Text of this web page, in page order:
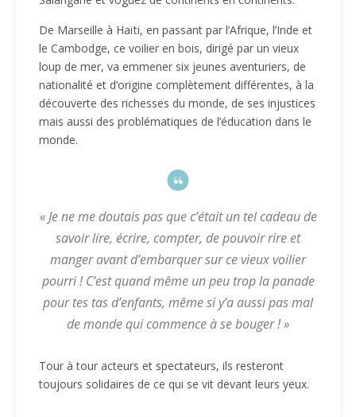
De Marseille à Haïti, en passant par l’Afrique, l’Inde et
le Cambodge, ce voilier en bois, dirigé par un vieux
loup de mer, va emmener six jeunes aventuriers, de
nationalité et d’origine complètement différentes, à la
découverte des richesses du monde, de ses injustices
mais aussi des problématiques de l’éducation dans le
monde.
« Je ne me doutais pas que c’était un tel cadeau de
savoir lire, écrire, compter, de pouvoir rire et
manger avant d’embarquer sur ce vieux voilier
pourri ! C’est quand même un peu trop la panade
pour tes tas d’enfants, même si y’a aussi pas mal
de monde qui commence à se bouger ! »
Tour à tour acteurs et spectateurs, ils resteront
toujours solidaires de ce qui se vit devant leurs yeux.